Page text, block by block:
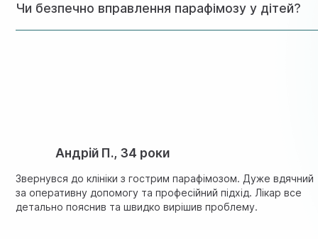
коригуючу операцію.
Чи безпечно вправлення парафімозу у дітей?
Андрій П., 34 роки
Звернувся до клініки з гострим парафімозом. Дуже вдячний
за оперативну допомогу та професійний підхід. Лікар все
детально пояснив та швидко вирішив проблему.